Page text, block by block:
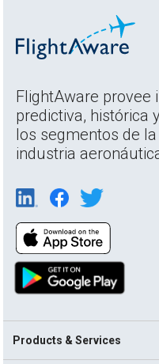
FlightAware provee
predictiva, histórica
los segmentos de la
industria
Products & Services